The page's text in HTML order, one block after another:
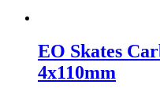
EO Skates
4x110mm